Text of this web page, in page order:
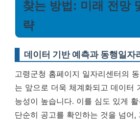
찾는 방법: 미래 전망
략
데이터 기반 예측과 동행일자
고령군청 홈페이지 일자리센터의
는 앞으로 더욱 체계화되고 데이터
능성이 높습니다. 이를 심도 있게
단순히 공고를 확인하는 것을 넘어,